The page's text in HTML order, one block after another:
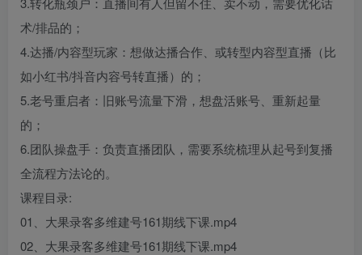
术/排品的；
4.达播/内容型玩家：想做达播合作、或转型内容型直播（比
如小红书/抖音内容号转直播）的；
5.老号重启者：旧账号流量下滑，想盘活账号、重新起量
的；
6.团队操盘手：负责直播团队，需要系统梳理从起号到复播
全流程方法论的。
课程目录:
01、大果录客多维建号161期线下课.mp4
02、大果录客多维建号161期线下课.mp4